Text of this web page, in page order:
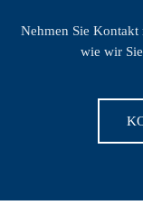
Nehmen Sie
wie wir